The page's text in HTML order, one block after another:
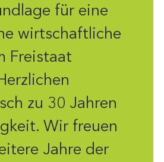
für eine
wirtschaftliche
Freistaat
zu 30 Jahren
Wir freuen
Jahre der